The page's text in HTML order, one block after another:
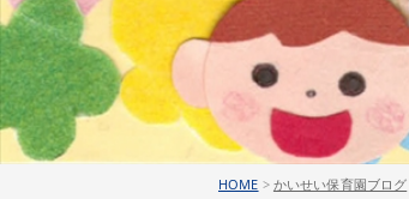
HOME > かいせい保育園ブログ